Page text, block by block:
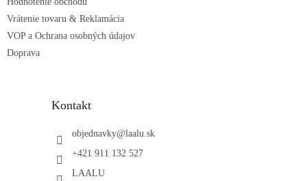
Vrátenie tovaru & Reklamácia
VOP a Ochrana osobných údajov
Doprava
Kontakt
objednavky@laalu.sk
+421 911 132 527
LAALU